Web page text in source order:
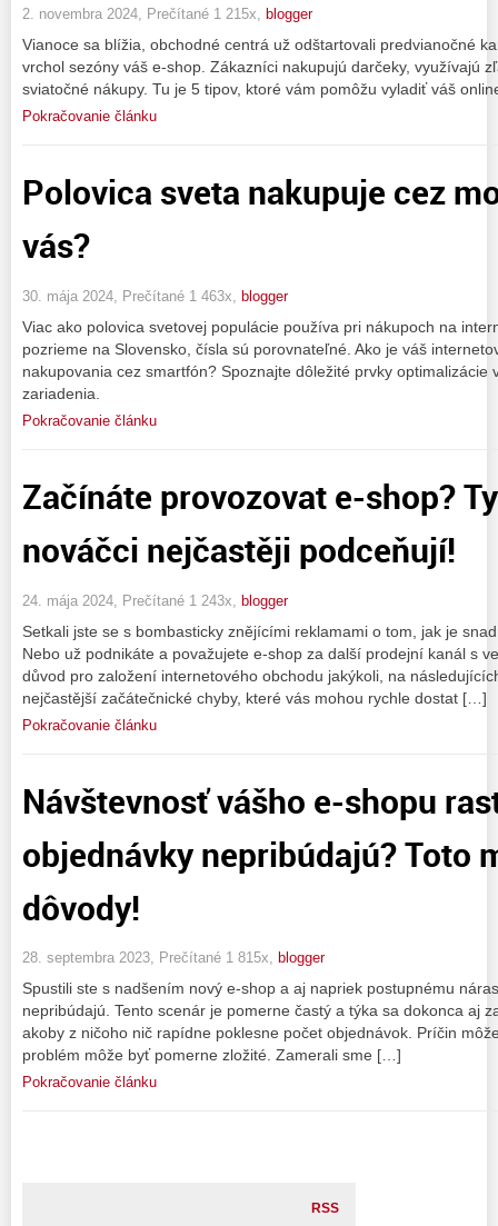
2. novembra 2024, Prečítané 1 215x, blogger
Vianoce sa blížia, obchodné centrá už odštartovali predvianočné
vrchol sezóny váš e-shop. Zákazníci nakupujú darčeky, využívajú
sviatočné nákupy. Tu je 5 tipov, ktoré vám pomôžu vyladiť váš
Pokračovanie článku
Polovica sveta nakupuje cez
vás?
30. mája 2024, Prečítané 1 463x, blogger
Viac ako polovica svetovej populácie používa pri nákupoch na
pozrieme na Slovensko, čísla sú porovnateľné. Ako je váš
nakupovania cez smartfón? Spoznajte dôležité prvky optimalizácie
zariadenia.
Pokračovanie článku
Začínáte provozovat e-shop?
nováčci nejčastěji podceňují!
24. mája 2024, Prečítané 1 243x, blogger
Setkali jste se s bombasticky znějícími reklamami o tom, jak je
Nebo už podnikáte a považujete e-shop za další prodejní kanál s
důvod pro založení internetového obchodu jakýkoli, na
nejčastější začátečnické chyby, které vás mohou rychle dostat […]
Pokračovanie článku
Návštevnosť vášho e-shopu
objednávky nepribúdajú? Toto
dôvody!
28. septembra 2023, Prečítané 1 815x, blogger
Spustili ste s nadšením nový e-shop a aj napriek postupnému
nepribúdajú. Tento scenár je pomerne častý a týka sa dokonca aj
akoby z ničoho nič rapídne poklesne počet objednávok. Príčin
problém môže byť pomerne zložité. Zamerali sme […]
Pokračovanie článku
RSS